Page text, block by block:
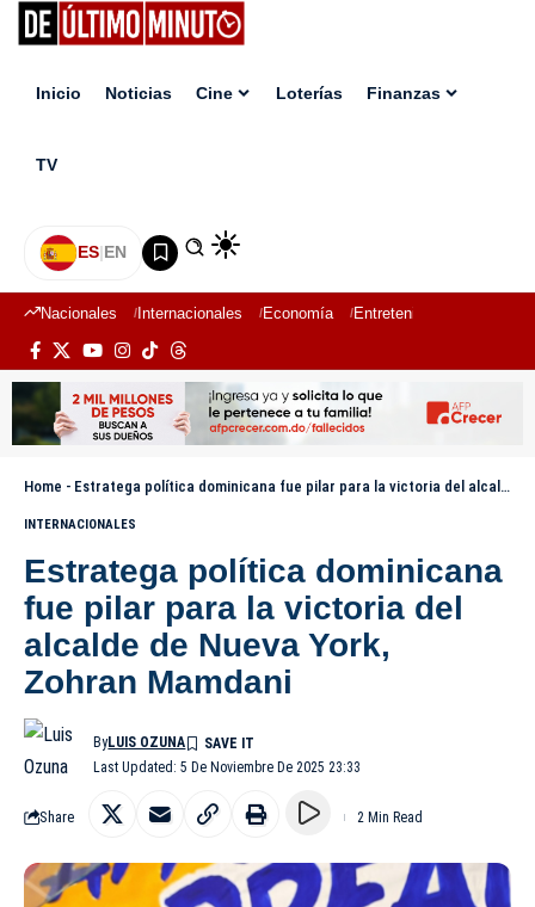
Inicio Noticias Cine Loterías Finanzas
TV
ES|EN
Nacionales Internacionales Economía Entretenimiento
Home - Estratega política dominicana fue pilar para la victoria del alcalde de Nueva York, Zohran Mamdani
INTERNACIONALES
Estratega política dominicana
fue pilar para la victoria del
alcalde de Nueva York,
Zohran Mamdani
Last Updated: 5 De Noviembre De 2025 23:33
ByLUIS OZUNA
Share 2 Min Read